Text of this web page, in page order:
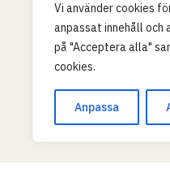
Vi använder cookies
anpassat innehåll och
på "Acceptera alla"
cookies.
Anpassa